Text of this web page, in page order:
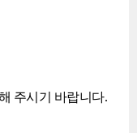
주시기 바랍니다.